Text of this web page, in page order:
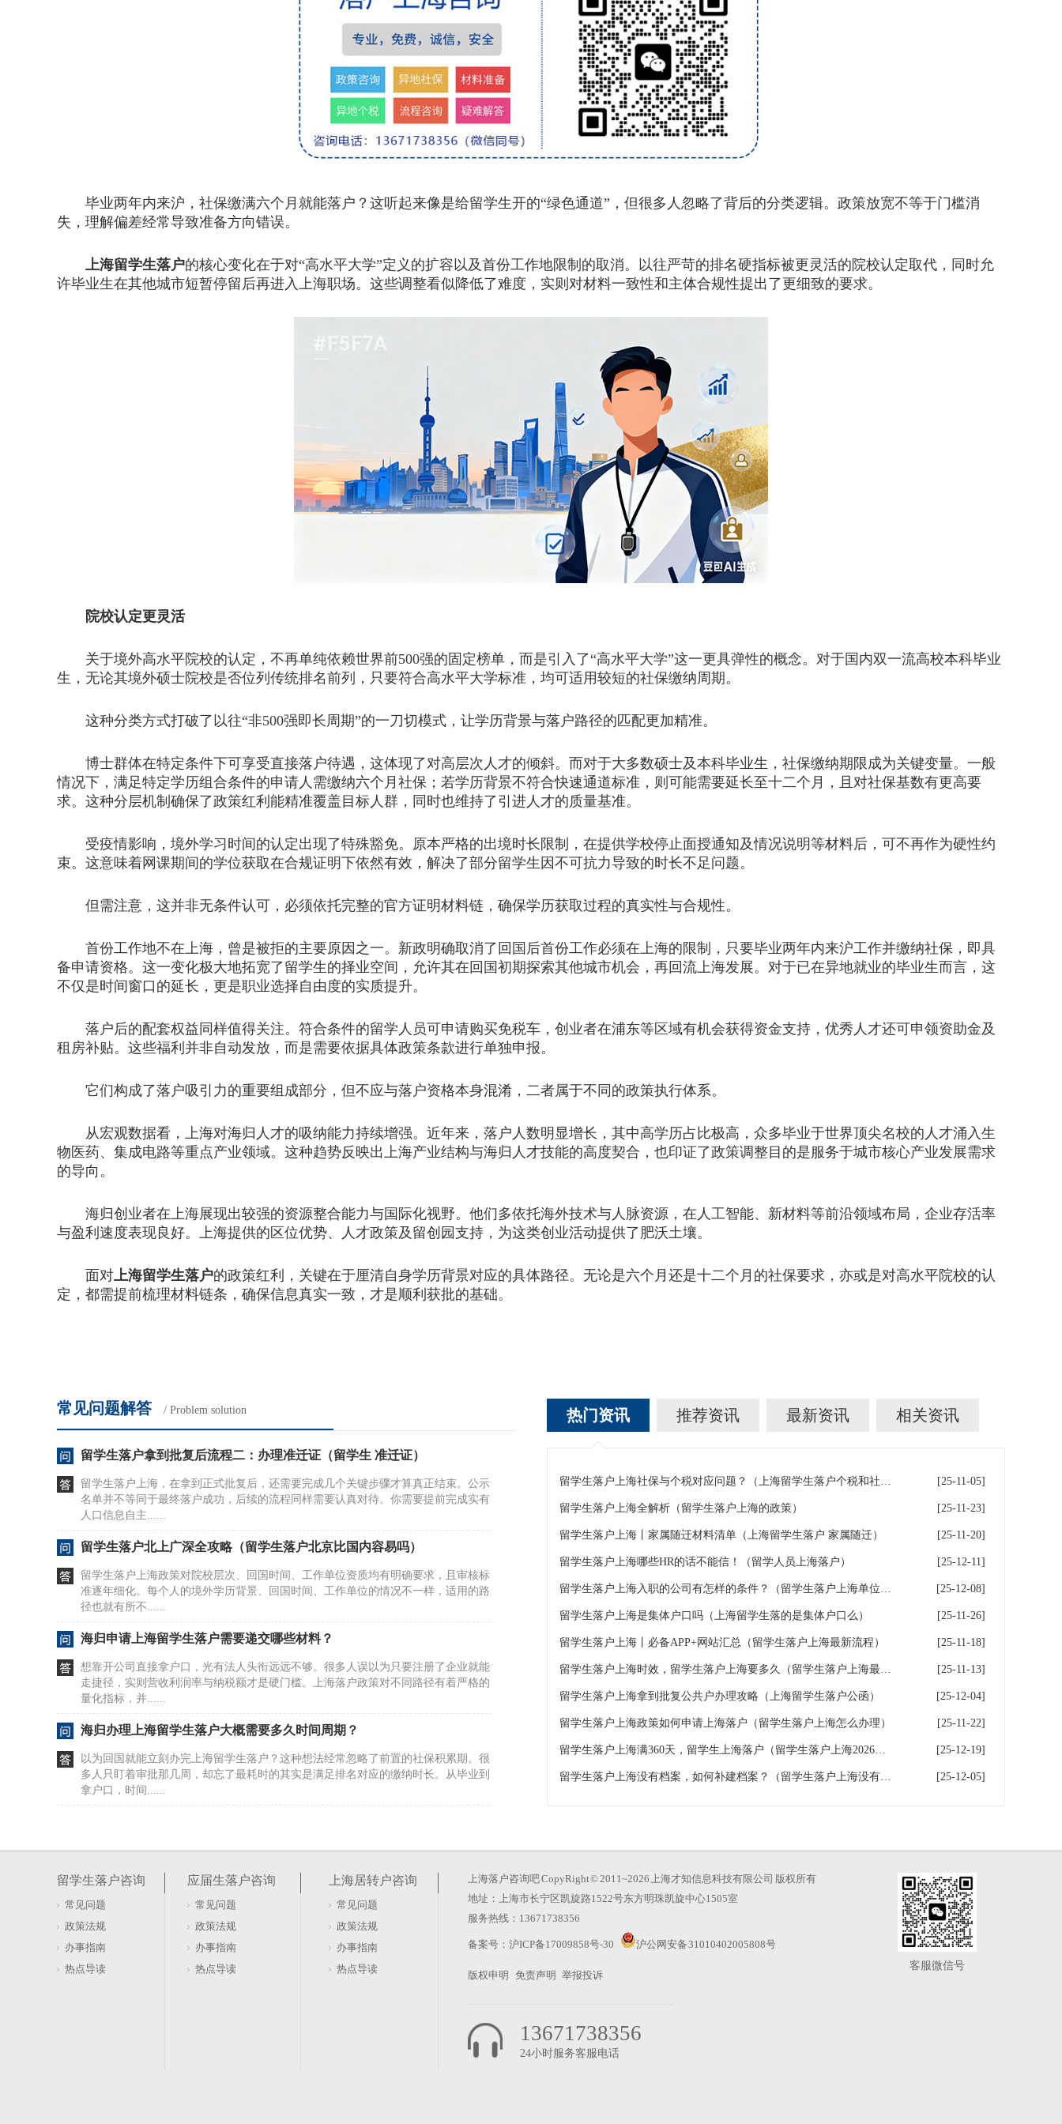
毕业两年内来沪，社保缴满六个月就能落户？这听起来像是给留学生开的“绿色通道”，但很多人忽略了背后的分类逻辑。政策放宽不等于门槛消
失，理解偏差经常导致准备方向错误。
上海留学生落户的核心变化在于对“高水平大学”定义的扩容以及首份工作地限制的取消。以往严苛的排名硬指标被更灵活的院校认定取代，同时允
许毕业生在其他城市短暂停留后再进入上海职场。这些调整看似降低了难度，实则对材料一致性和主体合规性提出了更细致的要求。
院校认定更灵活
关于境外高水平院校的认定，不再单纯依赖世界前500强的固定榜单，而是引入了“高水平大学”这一更具弹性的概念。对于国内双一流高校本科毕业
生，无论其境外硕士院校是否位列传统排名前列，只要符合高水平大学标准，均可适用较短的社保缴纳周期。
这种分类方式打破了以往“非500强即长周期”的一刀切模式，让学历背景与落户路径的匹配更加精准。
博士群体在特定条件下可享受直接落户待遇，这体现了对高层次人才的倾斜。而对于大多数硕士及本科毕业生，社保缴纳期限成为关键变量。一般
情况下，满足特定学历组合条件的申请人需缴纳六个月社保；若学历背景不符合快速通道标准，则可能需要延长至十二个月，且对社保基数有更高要
求。这种分层机制确保了政策红利能精准覆盖目标人群，同时也维持了引进人才的质量基准。
受疫情影响，境外学习时间的认定出现了特殊豁免。原本严格的出境时长限制，在提供学校停止面授通知及情况说明等材料后，可不再作为硬性约
束。这意味着网课期间的学位获取在合规证明下依然有效，解决了部分留学生因不可抗力导致的时长不足问题。
但需注意，这并非无条件认可，必须依托完整的官方证明材料链，确保学历获取过程的真实性与合规性。
首份工作地不在上海，曾是被拒的主要原因之一。新政明确取消了回国后首份工作必须在上海的限制，只要毕业两年内来沪工作并缴纳社保，即具
备申请资格。这一变化极大地拓宽了留学生的择业空间，允许其在回国初期探索其他城市机会，再回流上海发展。对于已在异地就业的毕业生而言，这
不仅是时间窗口的延长，更是职业选择自由度的实质提升。
落户后的配套权益同样值得关注。符合条件的留学人员可申请购买免税车，创业者在浦东等区域有机会获得资金支持，优秀人才还可申领资助金及
租房补贴。这些福利并非自动发放，而是需要依据具体政策条款进行单独申报。
它们构成了落户吸引力的重要组成部分，但不应与落户资格本身混淆，二者属于不同的政策执行体系。
从宏观数据看，上海对海归人才的吸纳能力持续增强。近年来，落户人数明显增长，其中高学历占比极高，众多毕业于世界顶尖名校的人才涌入生
物医药、集成电路等重点产业领域。这种趋势反映出上海产业结构与海归人才技能的高度契合，也印证了政策调整目的是服务于城市核心产业发展需求
的导向。
海归创业者在上海展现出较强的资源整合能力与国际化视野。他们多依托海外技术与人脉资源，在人工智能、新材料等前沿领域布局，企业存活率
与盈利速度表现良好。上海提供的区位优势、人才政策及留创园支持，为这类创业活动提供了肥沃土壤。
面对上海留学生落户的政策红利，关键在于厘清自身学历背景对应的具体路径。无论是六个月还是十二个月的社保要求，亦或是对高水平院校的认
定，都需提前梳理材料链条，确保信息真实一致，才是顺利获批的基础。
常见问题解答 / Problem solution
留学生落户拿到批复后流程二：办理准迁证（留学生 准迁证）
留学生落户上海，在拿到正式批复后，还需要完成几个关键步骤才算真正结束。公示
名单并不等同于最终落户成功，后续的流程同样需要认真对待。你需要提前完成实有
人口信息自主......
留学生落户北上广深全攻略（留学生落户北京比国内容易吗）
留学生落户上海政策对院校层次、回国时间、工作单位资质均有明确要求，且审核标
准逐年细化。每个人的境外学历背景、回国时间、工作单位的情况不一样，适用的路
径也就有所不......
海归申请上海留学生落户需要递交哪些材料？
想靠开公司直接拿户口，光有法人头衔远远不够。很多人误以为只要注册了企业就能
走捷径，实则营收利润率与纳税额才是硬门槛。上海落户政策对不同路径有着严格的
量化指标，并......
海归办理上海留学生落户大概需要多久时间周期？
以为回国就能立刻办完上海留学生落户？这种想法经常忽略了前置的社保积累期。很
多人只盯着审批那几周，却忘了最耗时的其实是满足排名对应的缴纳时长。从毕业到
拿户口，时间......
以为只要拿到海外文凭就能直接落户，这种想法在实操中经常行不通。上海留学生落
环节，并非因......
留学生落户（留学生落户深圳2026年最新政策条件）
对于回国发展的留学生来说，选择落户城市是决定未来职业路径和生活品质的关键一
选择。上海为......
热门资讯 推荐资讯 最新资讯 相关资讯
留学生落户上海社保与个税对应问题？（上海留学生落户个税和社保不一致） [25-11-05]
留学生落户上海全解析（留学生落户上海的政策） [25-11-23]
留学生落户上海丨家属随迁材料清单（上海留学生落户 家属随迁） [25-11-20]
留学生落户上海哪些HR的话不能信！（留学人员上海落户） [25-12-11]
留学生落户上海入职的公司有怎样的条件？（留学生落户上海单位要求） [25-12-08]
留学生落户上海是集体户口吗（上海留学生落的是集体户口么） [25-11-26]
留学生落户上海丨必备APP+网站汇总（留学生落户上海最新流程） [25-11-18]
留学生落户上海时效，留学生落户上海要多久（留学生落户上海最快多久） [25-11-13]
留学生落户上海拿到批复公共户办理攻略（上海留学生落户公函） [25-12-04]
留学生落户上海政策如何申请上海落户（留学生落户上海怎么办理） [25-11-22]
留学生落户上海满360天，留学生上海落户（留学生落户上海2026年最新政策条件） [25-12-19]
留学生落户上海没有档案，如何补建档案？（留学生落户上海没有档案,如何补建档案） [25-12-05]
留学生落户咨询
常见问题
政策法规
办事指南
热点导读
应届生落户咨询
常见问题
政策法规
办事指南
热点导读
上海居转户咨询
常见问题
政策法规
办事指南
热点导读
上海落户咨询吧CopyRight © 2011~2026 上海才知信息科技有限公司 版权所有
地址：上海市长宁区凯旋路1522号东方明珠凯旋中心1505室
服务热线：13671738356
备案号： 沪ICP备17009858号-30 沪公网安备 31010402005808号
版权申明 免责声明 举报投诉
13671738356
24小时服务客服电话
客服微信号